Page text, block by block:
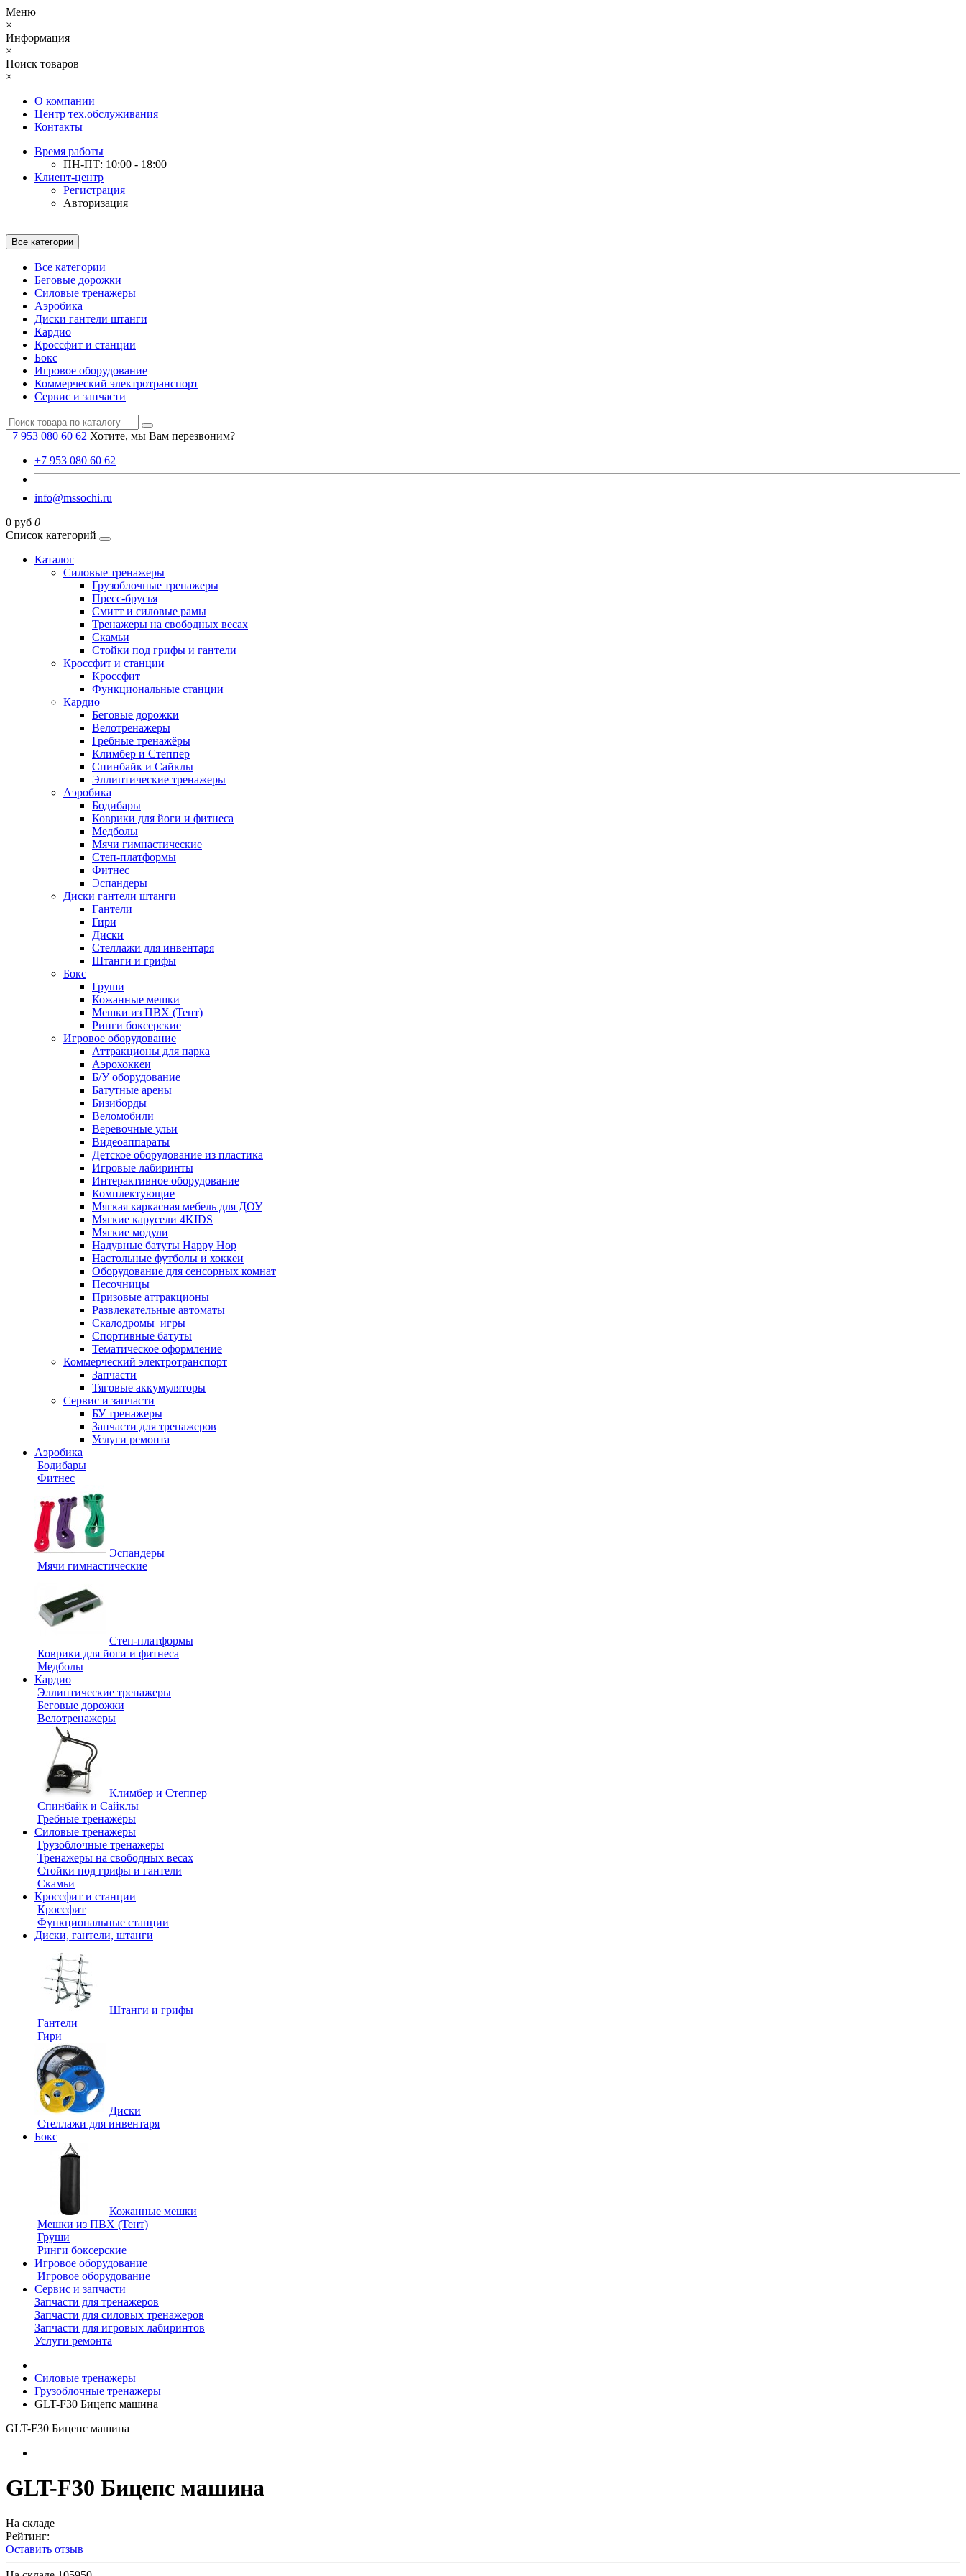
Меню
×
Информация
×
Поиск товаров
×
О компании
Центр тех.обслуживания
Контакты
Время работы
ПН-ПТ: 10:00 - 18:00
Клиент-центр
Регистрация
Авторизация
Все категории
Все категории
Беговые дорожки
Силовые тренажеры
Аэробика
Диски гантели штанги
Кардио
Кроссфит и станции
Бокс
Игровое оборудование
Коммерческий электротранспорт
Сервис и запчасти
+7 953 080 60 62 Хотите, мы Вам перезвоним?
+7 953 080 60 62
info@mssochi.ru
0 руб 0
Список категорий
Каталог
Силовые тренажеры
Грузоблочные тренажеры
Пресс-брусья
Смитт и силовые рамы
Тренажеры на свободных весах
Скамьи
Стойки под грифы и гантели
Кроссфит и станции
Кроссфит
Функциональные станции
Кардио
Беговые дорожки
Велотренажеры
Гребные тренажёры
Климбер и Степпер
Спинбайк и Сайклы
Эллиптические тренажеры
Аэробика
Бодибары
Коврики для йоги и фитнеса
Медболы
Мячи гимнастические
Степ-платформы
Фитнес
Эспандеры
Диски гантели штанги
Гантели
Гири
Диски
Стеллажи для инвентаря
Штанги и грифы
Бокс
Груши
Кожанные мешки
Мешки из ПВХ (Тент)
Ринги боксерские
Игровое оборудование
Аттракционы для парка
Аэрохоккеи
Б/У оборудование
Батутные арены
Бизиборды
Веломобили
Веревочные ульи
Видеоаппараты
Детское оборудование из пластика
Игровые лабиринты
Интерактивное оборудование
Комплектующие
Мягкая каркасная мебель для ДОУ
Мягкие карусели 4KIDS
Мягкие модули
Надувные батуты Happy Hop
Настольные футболы и хоккеи
Оборудование для сенсорных комнат
Песочницы
Призовые аттракционы
Развлекательные автоматы
Скалодромы_игры
Спортивные батуты
Тематическое оформление
Коммерческий электротранспорт
Запчасти
Тяговые аккумуляторы
Сервис и запчасти
БУ тренажеры
Запчасти для тренажеров
Услуги ремонта
Аэробика
Бодибары
Фитнес
Эспандеры
Мячи гимнастические
Степ-платформы
Коврики для йоги и фитнеса
Медболы
Кардио
Эллиптические тренажеры
Беговые дорожки
Велотренажеры
Климбер и Степпер
Спинбайк и Сайклы
Гребные тренажёры
Силовые тренажеры
Грузоблочные тренажеры
Тренажеры на свободных весах
Стойки под грифы и гантели
Скамьи
Кроссфит и станции
Кроссфит
Функциональные станции
Диски, гантели, штанги
Штанги и грифы
Гантели
Гири
Диски
Стеллажи для инвентаря
Бокс
Кожанные мешки
Мешки из ПВХ (Тент)
Груши
Ринги боксерские
Игровое оборудование
Игровое оборудование
Сервис и запчасти
Запчасти для тренажеров
Запчасти для силовых тренажеров
Запчасти для игровых лабиринтов
Услуги ремонта
Силовые тренажеры
Грузоблочные тренажеры
GLT-F30 Бицепс машина
GLT-F30 Бицепс машина
GLT-F30 Бицепс машина
На складе
Рейтинг:
Оставить отзыв